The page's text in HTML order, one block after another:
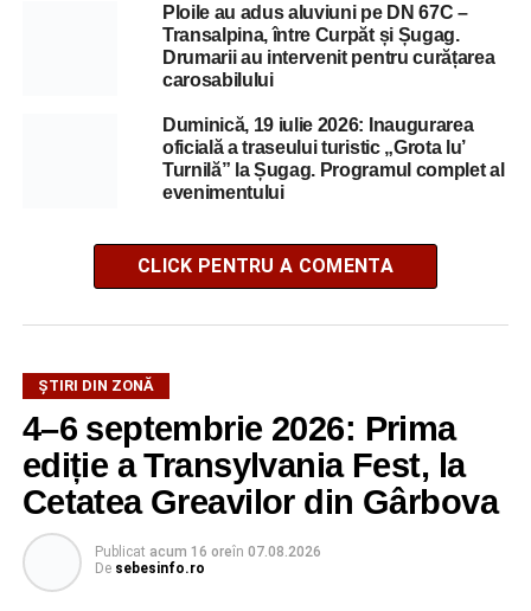
Ploile au adus aluviuni pe DN 67C –
Transalpina, între Curpăt și Șugag.
Drumarii au intervenit pentru curățarea
carosabilului
Duminică, 19 iulie 2026: Inaugurarea
oficială a traseului turistic „Grota lu’
Turnilă” la Șugag. Programul complet al
evenimentului
CLICK PENTRU A COMENTA
ȘTIRI DIN ZONĂ
4–6 septembrie 2026: Prima
ediție a Transylvania Fest, la
Cetatea Greavilor din Gârbova
Publicat acum 16 oreîn 07.08.2026
De sebesinfo.ro